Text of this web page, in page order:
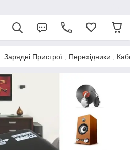
Зарядні Пристрої , Перехідники ,